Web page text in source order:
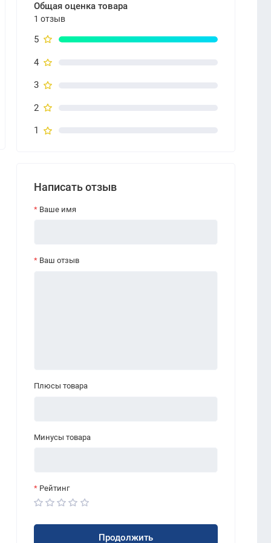
Общая оценка товара
1 отзыв
5
4
3
2
1
Написать отзыв
Ваше имя
Ваш отзыв
Плюсы товара
Минусы товара
Рейтинг
Продолжить